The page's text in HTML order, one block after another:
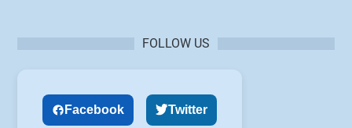
FOLLOW US
Facebook Twitter